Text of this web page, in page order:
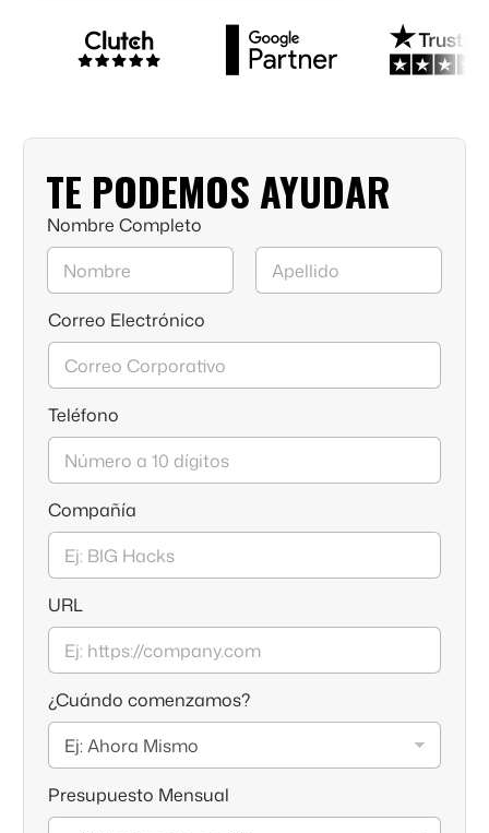
TE PODEMOS AYUDAR
Nombre Completo
Correo Electrónico
Teléfono
Compañía
URL
¿Cuándo comenzamos?
Presupuesto Mensual